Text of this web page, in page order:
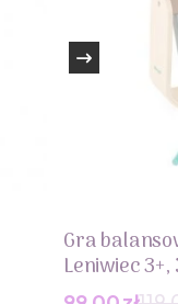
Gra
Leniwiec